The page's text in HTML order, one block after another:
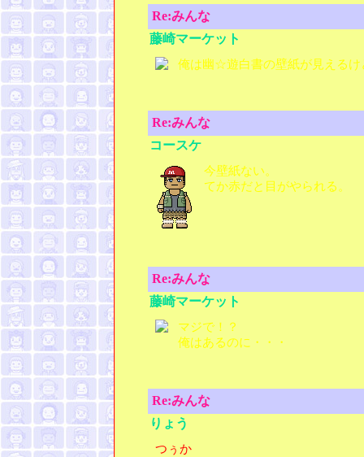
Re:みんな
藤崎マーケット
俺は幽☆遊白書の壁紙が見えるけ
Re:みんな
コースケ
今壁紙ない。
てか赤だと目がやられる。
Re:みんな
藤崎マーケット
マジで！？
俺はあるのに・・・
Re:みんな
りょう
つぅか